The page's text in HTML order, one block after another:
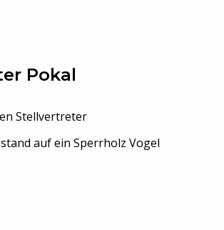
Pokal
Stellvertreter
auf ein Sperrholz Vogel